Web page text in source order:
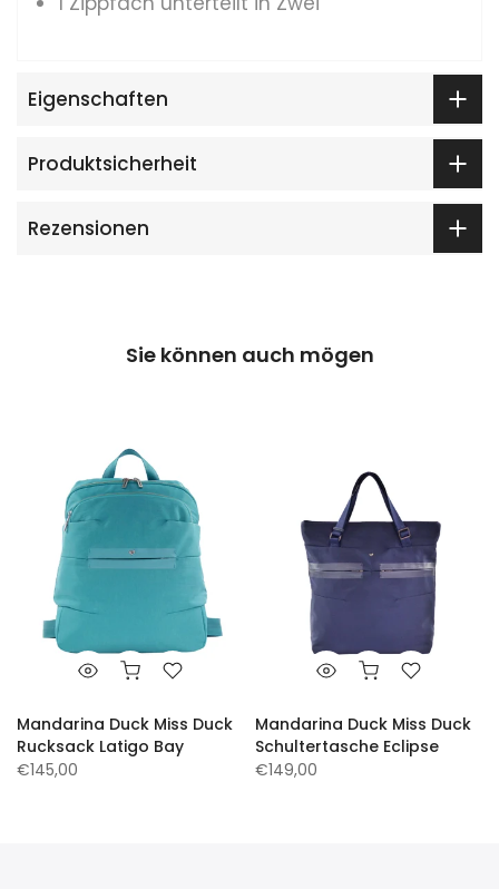
Eigenschaften
Produktsicherheit
Rezensionen
Sie können auch mögen
Mandarina Duck Miss Duck
Rucksack Latigo Bay
€145,00
Mandarina Duck Miss Duck
Schultertasche Eclipse
€149,00